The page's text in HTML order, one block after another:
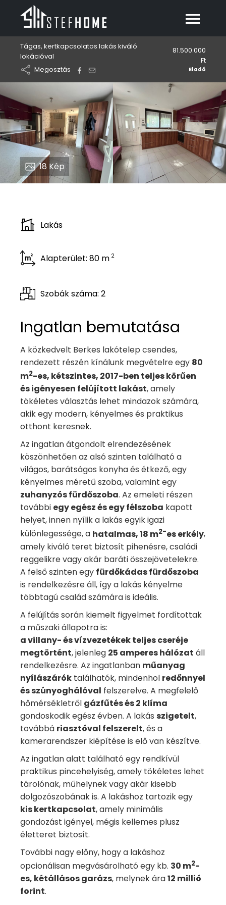
Tágas, kertkapcsolatos lakás kiváló
lokációval
Megosztás
81.500.000
Ft
Eladó
18 Kép
Lakás
Alapterület: 80 m 2
Szobák száma: 2
Ingatlan bemutatása
A közkedvelt Berkes lakótelep csendes,
rendezett részén kínálunk megvételre egy 80
m2-es, kétszintes, 2017-ben teljes körűen
és igényesen felújított lakást, amely
tökéletes választás lehet mindazok számára,
akik egy modern, kényelmes és praktikus
otthont keresnek.
Az ingatlan átgondolt elrendezésének
köszönhetően az alsó szinten található a
világos, barátságos konyha és étkező, egy
kényelmes méretű szoba, valamint egy
zuhanyzós fürdőszoba. Az emeleti részen
további egy egész és egy félszoba kapott
helyet, innen nyílik a lakás egyik igazi
különlegessége, a hatalmas, 18 m2-es erkély,
amely kiváló teret biztosít pihenésre, családi
reggelikre vagy akár baráti összejövetelekre.
A felső szinten egy fürdőkádas fürdőszoba
is rendelkezésre áll, így a lakás kényelme
többtagú család számára is ideális.
A felújítás során kiemelt figyelmet fordítottak
a műszaki állapotra is:
a villany- és vízvezetékek teljes cseréje
megtörtént, jelenleg 25 amperes hálózat áll
rendelkezésre. Az ingatlanban műanyag
nyílászárók találhatók, mindenhol redőnnyel
és szúnyoghálóval felszerelve. A megfelelő
hőmérsékletről gázfűtés és 2 klíma
gondoskodik egész évben. A lakás szigetelt,
továbbá riasztóval felszerelt, és a
kamerarendszer kiépítése is elő van készítve.
Az ingatlan alatt található egy rendkívül
praktikus pincehelyiség, amely tökéletes lehet
tárolónak, műhelynek vagy akár kisebb
dolgozószobának is. A lakáshoz tartozik egy
kis kertkapcsolat, amely minimális
gondozást igényel, mégis kellemes plusz
életteret biztosít.
További nagy előny, hogy a lakáshoz
opcionálisan megvásárolható egy kb. 30 m2-
es, kétállásos garázs, melynek ára12 millió
forint.